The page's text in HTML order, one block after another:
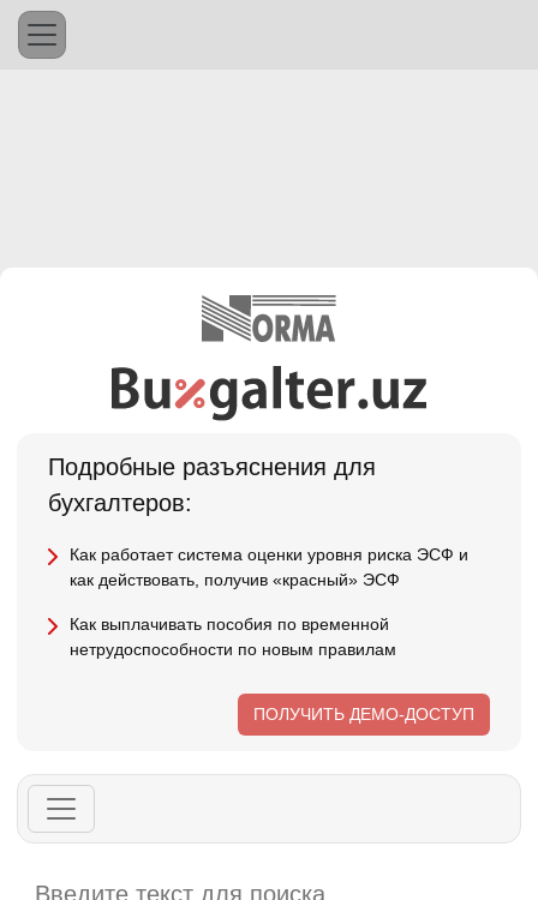
Подробные разъяснения для
бухгалтеров:
Как работает система оценки уровня риска ЭСФ и
как действовать, получив «красный» ЭСФ
Как выплачивать пособия по временной
нетрудоспособности по новым правилам
ПОЛУЧИТЬ ДЕМО-ДОСТУП